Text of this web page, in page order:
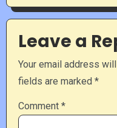
Leave a
Your email address
fields are marked *
Comment *